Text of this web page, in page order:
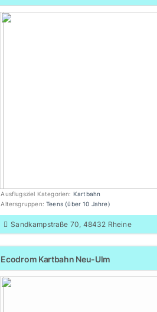
Ausflugsziel Kategorien: Kartbahn
Altersgruppen:Teens (über 10 Jahre)
Sandkampstraße 70, 48432 Rheine
Ecodrom Kartbahn Neu-Ulm